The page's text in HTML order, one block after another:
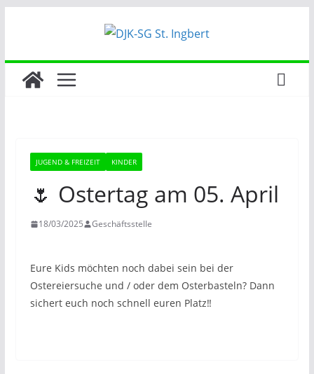
JUGEND & FREIZEIT KINDER
🌷 Ostertag am 05. April
18/03/2025 Geschäftsstelle
Eure Kids möchten noch dabei sein bei der
Ostereiersuche und / oder dem Osterbasteln? Dann
sichert euch noch schnell euren Platz‼️